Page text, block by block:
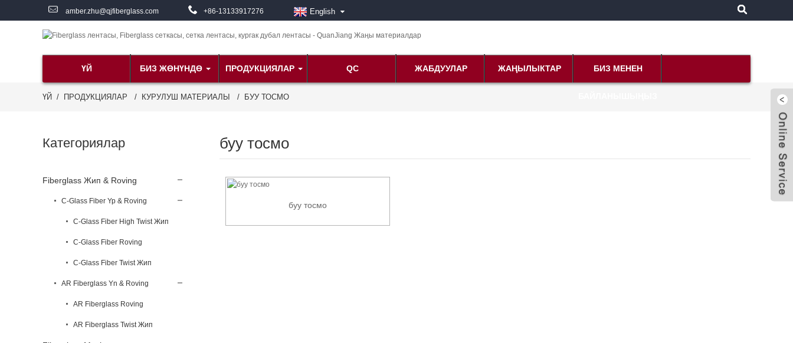
+86-13133917276
amber.zhu@qjfiberglass.com English
ҮЙ БИЗ ЖӨНҮНДӨ ПРОДУКЦИЯЛАР QC ЖАБДУУЛАР ЖАҢЫЛЫКТАР БИЗ МЕНЕН
ҮЙ ПРОДУКЦИЯЛАР КУРУЛУШ МАТЕРИАЛЫ БУУ ТОСМО
Категориялар
Fiberglass Жип & Roving
C-Glass Fiber Yp & Roving
C-Glass Fiber High Twist Жип
C-Glass Fiber Roving
C-Glass Fiber Twist Жип
AR Fiberglass Yn & Roving
AR Fiberglass Roving
AR Fiberglass Twist Жип
буу тосмо
буу тосмо